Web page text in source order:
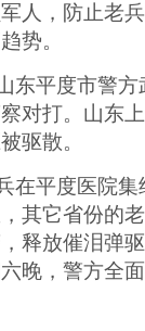
人，防止老
势。
东平度市警
对打。山东
驱散。
在平度医院
其它省份的
释放催泪弹
晚，警方全